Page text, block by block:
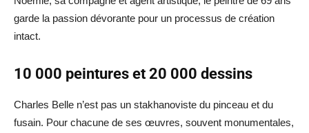
garde la passion dévorante pour un processus de création
intact.
10 000 peintures et 20 000 dessins
Charles Belle n’est pas un stakhanoviste du pinceau et du
fusain. Pour chacune de ses œuvres, souvent monumentales,